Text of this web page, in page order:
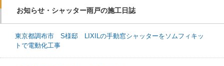
お知らせ・シャッター雨戸の施工日誌
東京都調布市 S様邸 LIXILの手動窓シャッターをソムフィキッ
トで電動化工事